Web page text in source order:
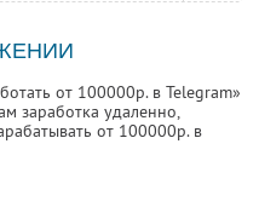
от 100000р. в Telegram»
заработка удаленно,
от 100000р. в